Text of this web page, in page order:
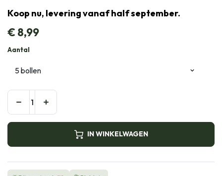
Koop nu, levering vanaf half september.
€8,99
Aantal
IN WINKELWAGEN